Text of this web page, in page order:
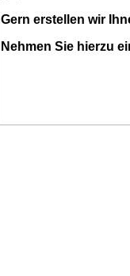
Gern erstellen wir
Nehmen Sie hierzu